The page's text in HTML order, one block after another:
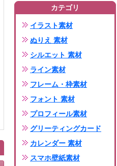
カテゴリ
イラスト素材
ぬりえ 素材
シルエット 素材
ライン素材
フレーム・枠素材
フォント 素材
プロフィール素材
グリーティングカード
カレンダー 素材
スマホ壁紙素材